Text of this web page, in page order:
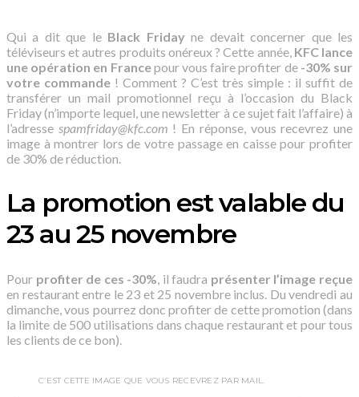
Qui a dit que le Black Friday ne devait concerner que les
téléviseurs et autres produits onéreux ? Cette année, KFC lance
une opération en Francepour vous faire profiter de -30% sur
votre commande ! Comment ? C’est très simple : il suffit de
transférer un mail promotionnel reçu à l’occasion du Black
Friday (n’importe lequel, une newsletter à ce sujet fait l’affaire) à
l’adresse spamfriday@kfc.com ! En réponse, vous recevrez une
image à montrer lors de votre passage en caisse pour profiter
de 30% de réduction.
La promotion est valable du
23 au 25 novembre
Pour profiter de ces -30% , il faudra présenter l’image reçue
en restaurant entre le 23 et 25 novembre inclus. Du vendredi au
dimanche, vous pourrez donc profiter de cette promotion (dans
la limite de 500 utilisations dans chaque restaurant et pour tous
les clients de ce bon).
C’EST CETTE IMAGE QUE VOUS RECEVREZ PAR MAIL.